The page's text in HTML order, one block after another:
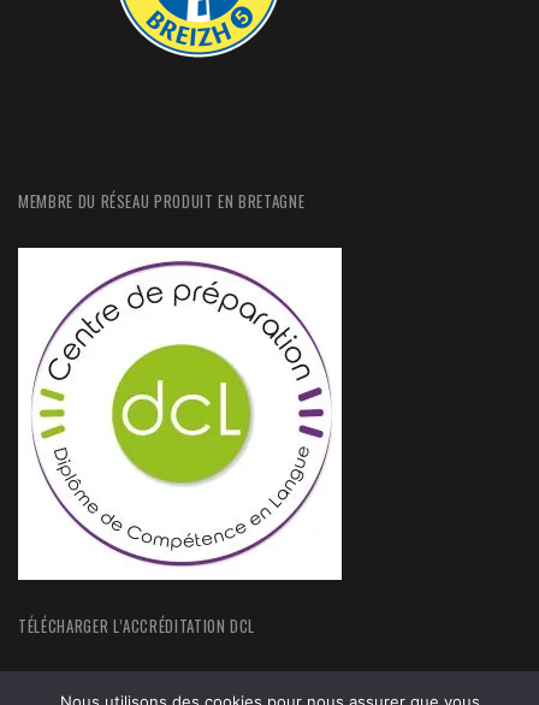
MEMBRE DU RÉSEAU PRODUIT EN BRETAGNE
TÉLÉCHARGER L’ACCRÉDITATION DCL